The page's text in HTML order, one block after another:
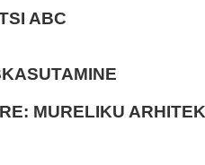
ABC
MURELIKU